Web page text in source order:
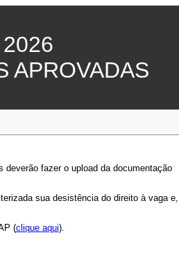
APROVADAS
fazer o upload da documentação
sua desistência do direito à vaga e,
(clique aqui).